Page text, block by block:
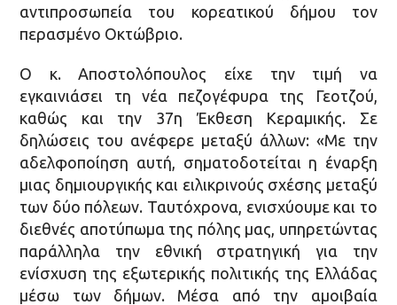
αντιπροσωπεία του κορεατικού δήμου τον
περασμένο Οκτώβριο.
Ο κ. Αποστολόπουλος είχε την τιμή να
εγκαινιάσει τη νέα πεζογέφυρα της Γεοτζού,
καθώς και την 37η Έκθεση Κεραμικής. Σε
δηλώσεις του ανέφερε μεταξύ άλλων: «Με την
αδελφοποίηση αυτή, σηματοδοτείται η έναρξη
μιας δημιουργικής και ειλικρινούς σχέσης μεταξύ
των δύο πόλεων. Ταυτόχρονα, ενισχύουμε και το
διεθνές αποτύπωμα της πόλης μας, υπηρετώντας
παράλληλα την εθνική στρατηγική για την
ενίσχυση της εξωτερικής πολιτικής της Ελλάδας
μέσω των δήμων. Μέσα από την αμοιβαία